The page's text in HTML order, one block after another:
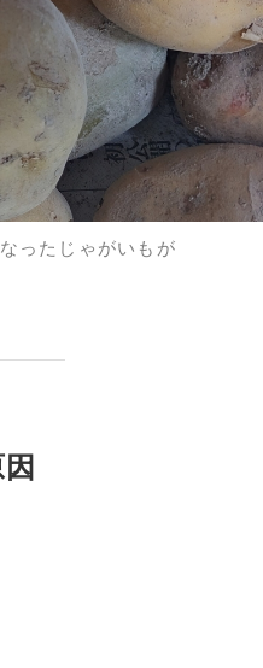
ったじゃがいもが